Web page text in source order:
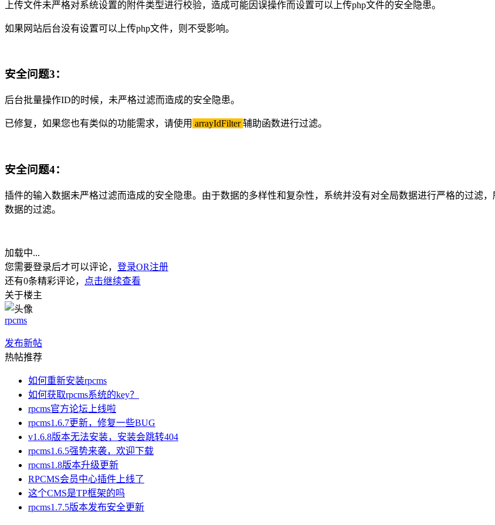
上传文件未严格对系统设置的附件类型进行校验，造成可能因误操作而设置可以上传php文件的安全隐患。
如果网站后台没有设置可以上传php文件，则不受影响。
安全问题3：
后台批量操作ID的时候，未严格过滤而造成的安全隐患。
已修复，如果您也有类似的功能需求，请使用 arrayIdFilter辅助函数进行过滤。
安全问题4：
插件的输入数据未严格过滤而造成的安全隐患。由于数据的多样性和复杂性，系统并没有对全局数据进行严格的过滤
数据的过滤。
加载中...
您需要登录后才可以评论， 登录OR注册
还有0条精彩评论，
点击继续查看
关于楼主
rpcms
发布新帖
热帖推荐
如何重新安装rpcms
如何获取rpcms系统的key？
rpcms官方论坛上线啦
rpcms1.6.7更新，修复一些BUG
v1.6.8版本无法安装，安装会跳转404
rpcms1.6.5强势来袭，欢迎下载
rpcms1.8版本升级更新
RPCMS会员中心插件上线了
这个CMS是TP框架的吗
rpcms1.7.5版本发布安全更新